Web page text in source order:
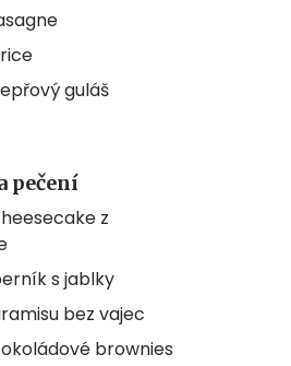
guláš
pečení
z
s jablky
bez vajec
brownies